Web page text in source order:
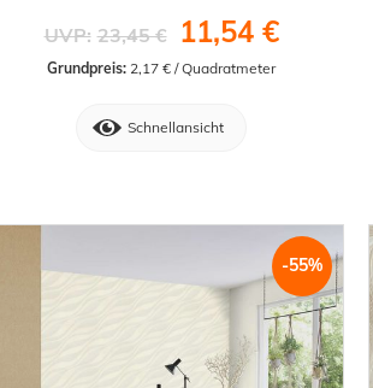
UVP: 23,45 € 11,54 €
Grundpreis: 2,17 € / Quadratmeter
Schnellansicht
-55%